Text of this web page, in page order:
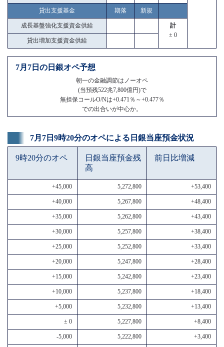
貸出支援基金 期落 新規
成長基盤強化支援資金供給
計
± 0
貸出増加支援資金供給
7月7日の日銀オペ予想
朝一の金融調節はノーオペ
(当預残522兆7,800億円)で
無担保コールO/Nは+0.471％～+0.477％
での出合いが中心か。
7月7日9時20分のオペによる日銀当座預金状況
9時20分のオペ
日銀当座預金残
高
前日比増減
+45,000 5,272,800 +53,400
+40,000 5,267,800 +48,400
+35,000 5,262,800 +43,400
+30,000 5,257,800 +38,400
+25,000 5,252,800 +33,400
+20,000 5,247,800 +28,400
+15,000 5,242,800 +23,400
+10,000 5,237,800 +18,400
+5,000 5,232,800 +13,400
± 0 5,227,800 +8,400
-5,000 5,222,800 +3,400